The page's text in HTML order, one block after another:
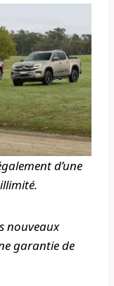
d’une
nouveaux
garantie de